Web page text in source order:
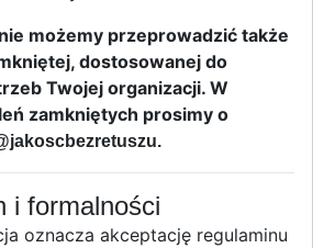
możemy przeprowadzić także
dostosowanej do
Twojej organizacji. W
zamkniętych prosimy o
i formalności
oznacza akceptację regulaminu